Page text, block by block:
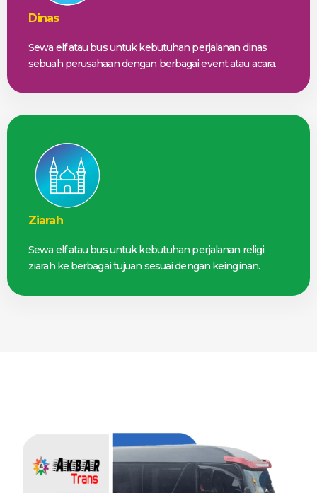
Dinas
Sewa elf atau bus untuk kebutuhan perjalanan dinas
sebuah perusahaan dengan berbagai event atau acara.
Ziarah
Sewa elf atau bus untuk kebutuhan perjalanan religi
ziarah ke berbagai tujuan sesuai dengan keinginan.